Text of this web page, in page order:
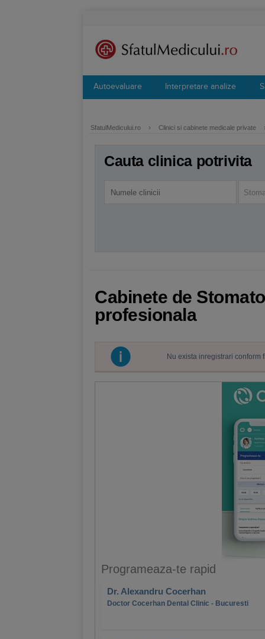
Autoevaluare Interpretare analize
SfatulMedicului.ro › Clinici si cabinete medicale private
Cauta clinica potrivita
Cabinete de
profesionala
Nu exista inregistrari
Programeaza-te rapid
Dr. Alexandru Cocerhan
Doctor Cocerhan Dental Clinic - Bucuresti